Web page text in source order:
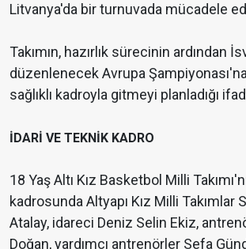
Litvanya'da bir turnuvada mücadele
Takımın, hazırlık sürecinin ardından
düzenlenecek Avrupa
sağlıklı kadroyla gitmeyi planladığı
İDARİ VE TEKNİK KADRO
18 Yaş Altı Kız Basketbol Milli
kadrosunda Altyapı Kız Milli Takımlar
Atalay, idareci Deniz Selin Ekiz,
Doğan, yardımcı antrenörler Sefa